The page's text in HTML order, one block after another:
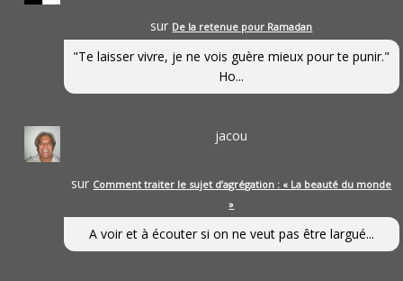
sur De la retenue pour Ramadan
"Te laisser vivre, je ne vois guère mieux pour te punir."
Ho...
jacou
sur Comment traiter le sujet d’agrégation : « La beauté du monde
»
A voir et à écouter si on ne veut pas être largué...